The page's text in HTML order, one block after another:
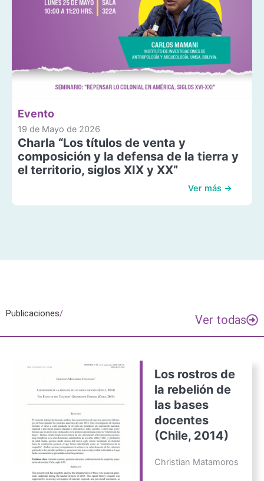
Evento
19 de Mayo de 2026
Charla “Los títulos de venta y
composición y la defensa de la tierra y
el territorio, siglos XIX y XX”
Ver más →
Publicaciones/ Ver todas
Los rostros de
la rebelión de
las bases
docentes
(Chile, 2014)
Christian Matamoros